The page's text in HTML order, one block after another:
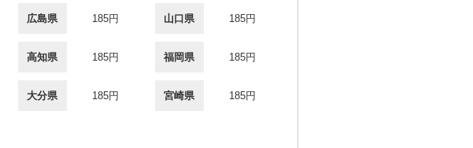
広島県 185円 山口県 185円
高知県 185円 福岡県 185円
大分県 185円 宮崎県 185円